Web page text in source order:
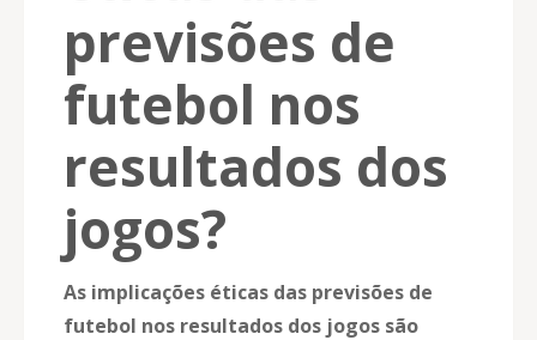
previsões de
futebol nos
resultados dos
jogos?
As implicações éticas das previsões de
futebol nos resultados dos jogos são